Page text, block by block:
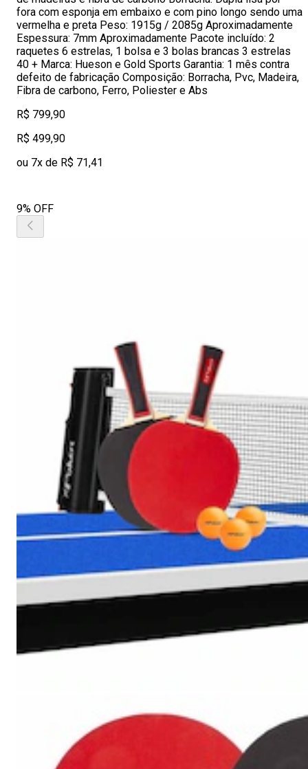
fora com esponja em embaixo e com pino longo sendo uma
vermelha e preta Peso: 1915g / 2085g Aproximadamente
Espessura: 7mm Aproximadamente Pacote incluído: 2
raquetes 6 estrelas, 1 bolsa e 3 bolas brancas 3 estrelas
40 + Marca: Hueson e Gold Sports Garantia: 1 mês contra
defeito de fabricação Composição: Borracha, Pvc, Madeira,
Fibra de carbono, Ferro, Poliester e Abs
R$ 799,90
R$ 499,90
ou 7x de R$ 71,41
9% OFF